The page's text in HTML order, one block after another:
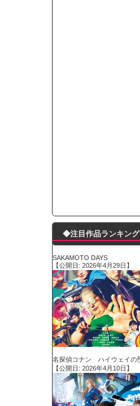
モーニングショ
出自が社長にバ
【唖然】渋谷の
子供部屋おじさ
ポルシェが満を
【朗報】阪神の
下半身トレーニ
◆注目作品ランキン
SAKAMOTO DAYS
【公開日: 2026年4月29日】
名探偵コナン ハイウェイの
【公開日: 2026年4月10日】